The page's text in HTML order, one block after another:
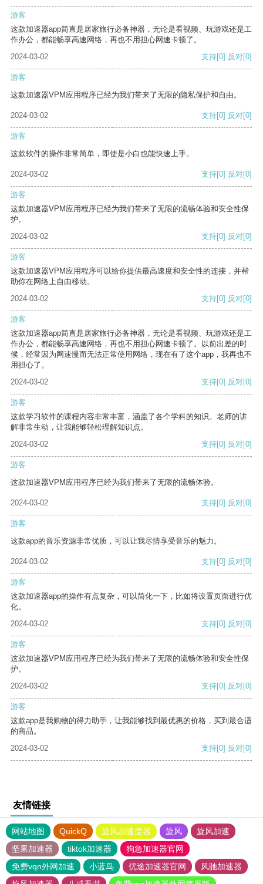
游客
这款加速器app简直是居家旅行必备神器，无论是看视频、玩游戏还是工
作办公，都能畅享高速网络，再也不用担心网速卡顿了。
2024-03-02
支持[0] 反对[0]
游客
这款加速器VPM应用程序已经为我们带来了无限的隐私保护和自由。
2024-03-02 支持[0] 反对[0]
游客
这款软件的操作非常简单，即使是小白也能快速上手。
2024-03-02 支持[0] 反对[0]
游客
这款加速器VPM应用程序已经为我们带来了无限的流畅体验和安全性保
护。
2024-03-02
支持[0] 反对[0]
游客
这款加速器VPM应用程序可以给你提供最高速度和安全性的连接，并帮
助你在网络上自由移动。
2024-03-02
支持[0] 反对[0]
游客
这款加速器app简直是居家旅行必备神器，无论是看视频、玩游戏还是工
作办公，都能畅享高速网络，再也不用担心网速卡顿了。以前出差的时
候，经常因为网速慢而无法正常使用网络，现在有了这个app，我再也不
用担心了。
2024-03-02
支持[0] 反对[0]
游客
这款学习软件的课程内容非常丰富，涵盖了各个学科的知识。老师的讲
解非常生动，让我能够轻松理解知识点。
2024-03-02
支持[0] 反对[0]
游客
这款加速器VPM应用程序已经为我们带来了无限的流畅体验。
2024-03-02 支持[0] 反对[0]
游客
这款app的音乐资源非常优质，可以让我尽情享受音乐的魅力。
2024-03-02 支持[0] 反对[0]
游客
这款加速器app的操作有点复杂，可以简化一下，比如将设置页面进行优
化。
2024-03-02
支持[0] 反对[0]
游客
这款加速器VPM应用程序已经为我们带来了无限的流畅体验和安全性保
护。
2024-03-02
支持[0] 反对[0]
游客
这款app是我购物的得力助手，让我能够找到最优惠的价格，买到最合适
的商品。
2024-03-02
支持[0] 反对[0]
友情链接
网站地图 QuickQ 旋风加速度器 旋风
旋风加速
坚果加速器
tiktok加速器
狗急加速器官网
免费vqn外网加速
小蓝鸟 优途加速器官网
风驰加速器